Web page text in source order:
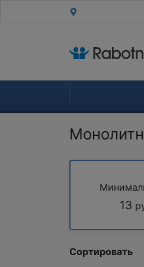
13
Сортировать